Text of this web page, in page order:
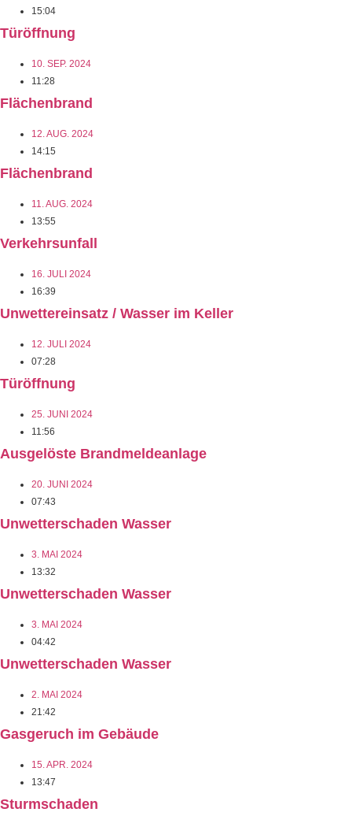
15:04
Türöffnung
10. SEP. 2024
11:28
Flächenbrand
12. AUG. 2024
14:15
Flächenbrand
11. AUG. 2024
13:55
Verkehrsunfall
16. JULI 2024
16:39
Unwettereinsatz / Wasser im Keller
12. JULI 2024
07:28
Türöffnung
25. JUNI 2024
11:56
Ausgelöste Brandmeldeanlage
20. JUNI 2024
07:43
Unwetterschaden Wasser
3. MAI 2024
13:32
Unwetterschaden Wasser
3. MAI 2024
04:42
Unwetterschaden Wasser
2. MAI 2024
21:42
Gasgeruch im Gebäude
15. APR. 2024
13:47
Sturmschaden